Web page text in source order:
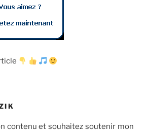
contenu et souhaitez soutenir mon